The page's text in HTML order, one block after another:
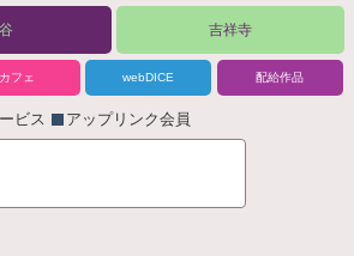
吉祥寺
カフェ webDICE 配給作品
ビス アップリンク会員